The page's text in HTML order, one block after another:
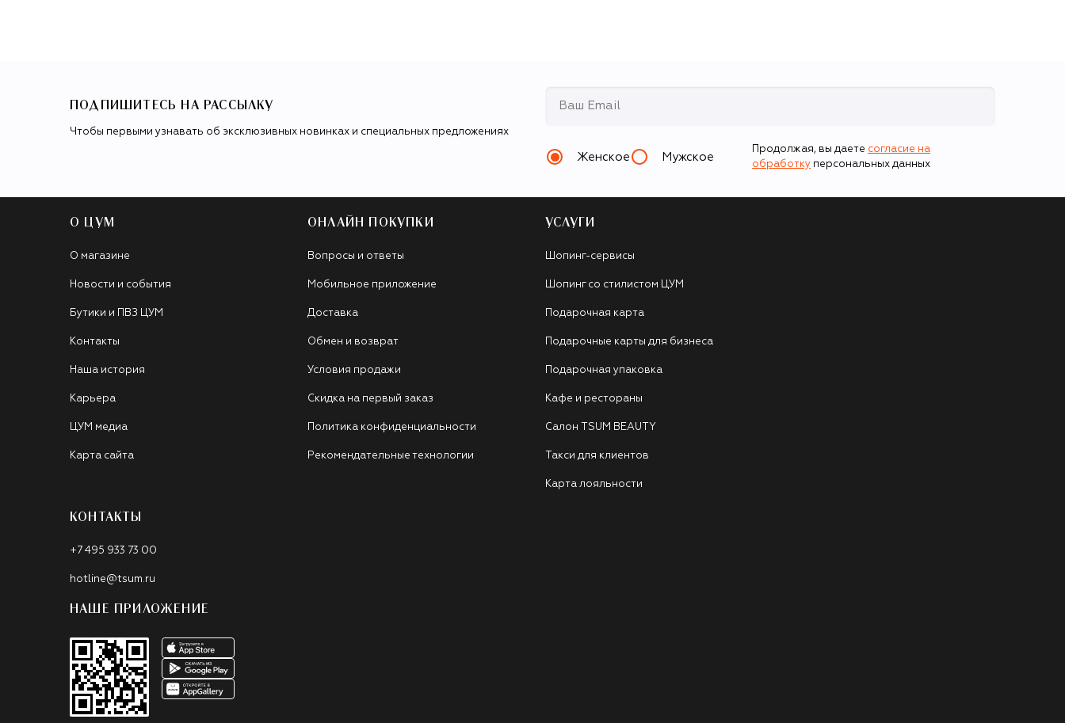
ПОДПИШИТЕСЬ НА РАССЫЛКУ
Чтобы первыми узнавать об эксклюзивных новинках и специальных предложениях
Женское Мужское
Продолжая, вы даете согласие на
обработку персональных данных
О ЦУМ
О магазине
Новости и события
Бутики и ПВЗ ЦУМ
Контакты
Наша история
Карьера
ЦУМ медиа
Карта сайта
ОНЛАЙН ПОКУПКИ
Вопросы и ответы
Мобильное приложение
Доставка
Обмен и возврат
Условия продажи
Скидка на первый заказ
Политика конфиденциальности
Рекомендательные технологии
УСЛУГИ
Шопинг-сервисы
Шопинг со стилистом ЦУМ
Подарочная карта
Подарочные карты для бизнеса
Подарочная упаковка
Кафе и рестораны
Салон TSUM BEAUTY
Такси для клиентов
Карта лояльности
КОНТАКТЫ
+7 495 933 73 00
hotline@tsum.ru
НАШЕ ПРИЛОЖЕНИЕ